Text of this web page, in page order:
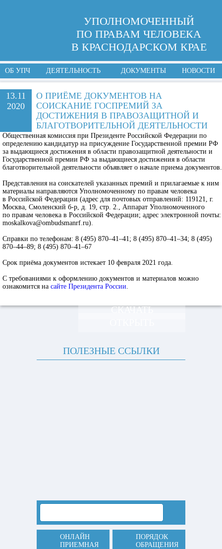
УПОЛНОМОЧЕННЫЙ
ПО ПРАВАМ ЧЕЛОВЕКА
В КРАСНОДАРСКОМ КРАЕ
ОБ УПЧ ДЕЯТЕЛЬНОСТЬ ДОКУМЕНТЫ НОВОСТИ
13.11
2020
О ПРИЁМЕ ДОКУМЕНТОВ НА
СОИСКАНИЕ ГОСПРЕМИЙ ЗА
ДОСТИЖЕНИЯ В ПРАВОЗАЩИТНОЙ И
БЛАГОТВОРИТЕЛЬНОЙ ДЕЯТЕЛЬНОСТИ
Общественная комиссия при Президенте Российской Федерации по
определению кандидатур на присуждение Государственной премии РФ
за выдающиеся достижения в области правозащитной деятельности и
Государственной премии РФ за выдающиеся достижения в области
благотворительной деятельности объявляет о начале приема документов.
Представления на соискателей указанных премий и прилагаемые к ним
материалы направляются Уполномоченному по правам человека
в Российской Федерации (адрес для почтовых отправлений: 119121, г.
Москва, Смоленский б-р, д. 19, стр. 2., Аппарат Уполномоченного
по правам человека в Российской Федерации; адрес электронной почты:
moskalkova@ombudsmanrf.ru).
Справки по телефонам: 8 (495) 870–41–41; 8 (495) 870–41–34; 8 (495)
870–44–89; 8 (495) 870–41–67
Срок приёма документов истекает 10 февраля 2021 года.
С требованиями к оформлению документов и материалов можно
ознакомится на сайте Президента России.
СКАЧАТЬ
ПОЛЕЗНЫЕ ССЫЛКИ
ОНЛАЙН
ПРИЕМНАЯ
ПОРЯДОК
ОБРАЩЕНИЯ